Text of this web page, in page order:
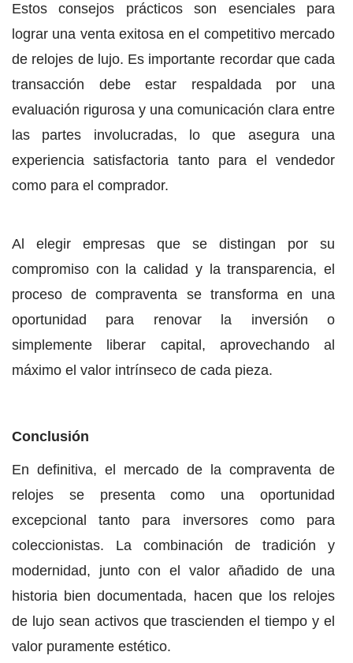
Estos consejos prácticos son esenciales para
lograr una venta exitosa en el competitivo mercado
de relojes de lujo. Es importante recordar que cada
transacción debe estar respaldada por una
evaluación rigurosa y una comunicación clara entre
las partes involucradas, lo que asegura una
experiencia satisfactoria tanto para el vendedor
como para el comprador.
Al elegir empresas que se distingan por su
compromiso con la calidad y la transparencia, el
proceso de compraventa se transforma en una
oportunidad para renovar la inversión o
simplemente liberar capital, aprovechando al
máximo el valor intrínseco de cada pieza.
Conclusión
En definitiva, el mercado de la compraventa de
relojes se presenta como una oportunidad
excepcional tanto para inversores como para
coleccionistas. La combinación de tradición y
modernidad, junto con el valor añadido de una
historia bien documentada, hacen que los relojes
de lujo sean activos que trascienden el tiempo y el
valor puramente estético.